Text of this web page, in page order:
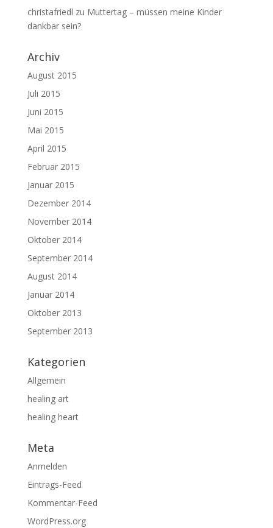
christafriedl zu Muttertag – müssen meine Kinder
dankbar sein?
Archiv
August 2015
Juli 2015
Juni 2015
Mai 2015
April 2015
Februar 2015
Januar 2015
Dezember 2014
November 2014
Oktober 2014
September 2014
August 2014
Januar 2014
Oktober 2013
September 2013
Kategorien
Allgemein
healing art
healing heart
Meta
Anmelden
Eintrags-Feed
Kommentar-Feed
WordPress.org